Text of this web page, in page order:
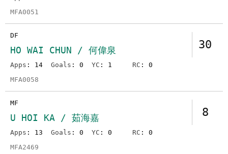
MFA0051
30
DF
HO WAI CHUN / 何偉泉
Apps : 14 Goals : 0 YC : 1 RC : 0
MFA0058
8
MF
U HOI KA / 茹海嘉
Apps : 13 Goals : 0 YC : 0 RC : 0
MFA2469